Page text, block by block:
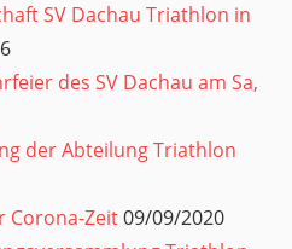
SV Dachau Triathlon in
des SV Dachau am Sa,
der Abteilung Triathlon
Corona-Zeit09/09/2020